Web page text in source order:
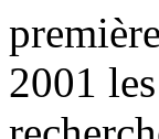
2001